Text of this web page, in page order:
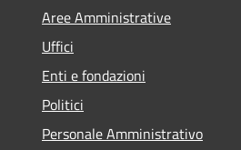
Aree Amministrative
Uffici
Enti e fondazioni
Politici
Personale Amministrativo